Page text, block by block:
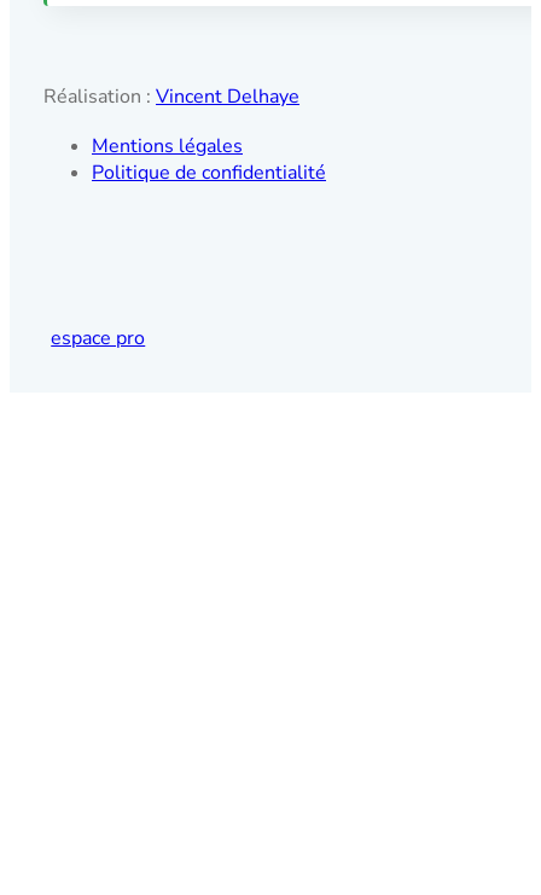
Réalisation : Vincent Delhaye
Mentions légales
Politique de confidentialité
espace pro